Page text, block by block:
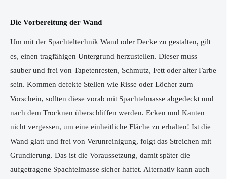
Die Vorbereitung der Wand
Um mit der Spachteltechnik Wand oder Decke zu gestalten, gilt
es, einen tragfähigen Untergrund herzustellen. Dieser muss
sauber und frei von Tapetenresten, Schmutz, Fett oder alter Farbe
sein. Kommen defekte Stellen wie Risse oder Löcher zum
Vorschein, sollten diese vorab mit Spachtelmasse abgedeckt und
nach dem Trocknen überschliffen werden. Ecken und Kanten
nicht vergessen, um eine einheitliche Fläche zu erhalten! Ist die
Wand glatt und frei von Verunreinigung, folgt das Streichen mit
Grundierung. Das ist die Voraussetzung, damit später die
aufgetragene Spachtelmasse sicher haftet. Alternativ kann auch